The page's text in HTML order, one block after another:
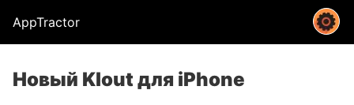
AppTractor
Новый Klout для iPhone